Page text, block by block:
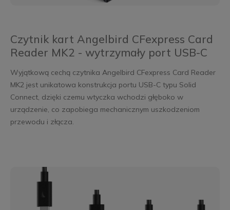
Czytnik kart Angelbird CFexpress Card
Reader MK2 - wytrzymały port USB-C
Wyjątkową cechą czytnika Angelbird CFexpress Card Reader
MK2 jest unikatowa konstrukcja portu USB-C typu Solid
Connect, dzięki czemu wtyczka wchodzi głęboko w
urządzenie, co zapobiega mechanicznym uszkodzeniom
przewodu i złącza.